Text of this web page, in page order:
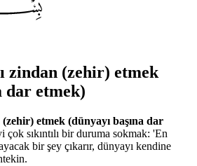
zindan (zehir) etmek
dar etmek)
etmek (dünyayı başına dar
çok sıkıntılı bir duruma sokmak: 'En
bir şey çıkarır, dünyayı kendine